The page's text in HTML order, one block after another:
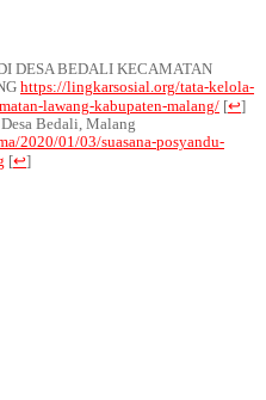
DESA BEDALI KECAMATAN
https://lingkarsosial.org/tata-kelola-
lawang-kabupaten-malang/ [↩]
Bedali, Malang
2020/01/03/suasana-posyandu-
[↩]